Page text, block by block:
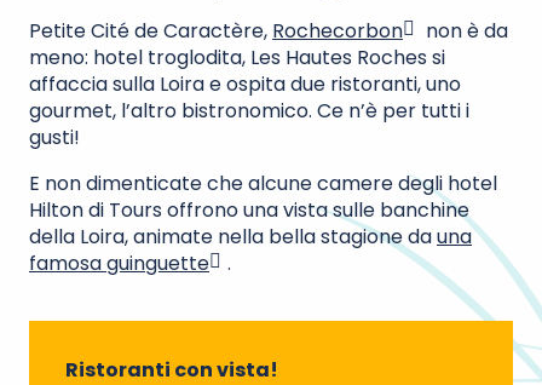
Petite Cité de Caractère, Rochecorbon
non è da
meno: hotel troglodita, Les Hautes Roches si
affaccia sulla Loira e ospita due ristoranti, uno
gourmet, l’altro bistronomico. Ce n’è per tutti i
gusti!
E non dimenticate che alcune camere degli hotel
Hilton di Tours offrono una vista sulle banchine
della Loira, animate nella bella stagione dauna
famosa guinguette
.
Ristoranti con vista!